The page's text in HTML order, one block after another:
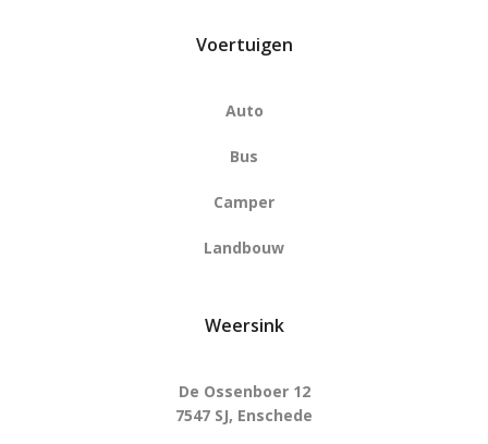
Voertuigen
Auto
Bus
Camper
Landbouw
Weersink
De Ossenboer 12
7547 SJ, Enschede